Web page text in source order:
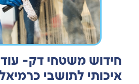
חידוש משטחי דק-
איכותי לתושבי